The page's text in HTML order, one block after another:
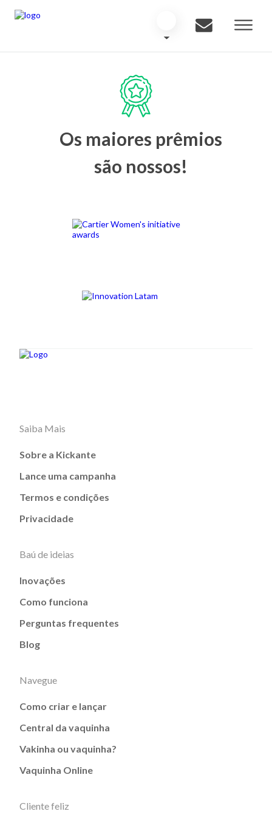
Os maiores prêmios
são nossos!
Saiba Mais
Sobre a Kickante
Lance uma campanha
Termos e condições
Privacidade
Baú de ideias
Inovações
Como funciona
Perguntas frequentes
Blog
Navegue
Como criar e lançar
Central da vaquinha
Vakinha ou vaquinha?
Vaquinha Online
Cliente feliz